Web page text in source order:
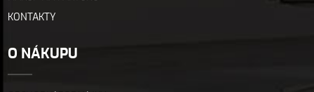
KONTAKTY
O NÁKUPU